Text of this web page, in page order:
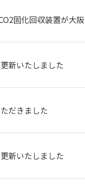
固化回収装置が大
新いたしました
だきました
新いたしました